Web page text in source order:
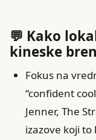
💬 Kako
kineske
Fokus na
“confident
Jenner, The
izazove koji